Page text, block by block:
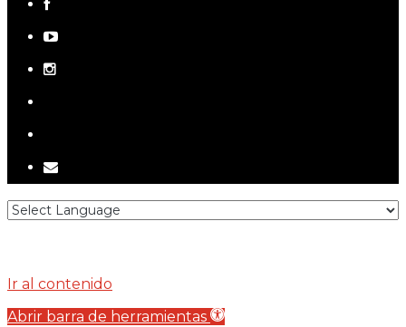
twitter
facebook
youtube
instagram
email
Ir al contenido
Abrir barra de herramientas